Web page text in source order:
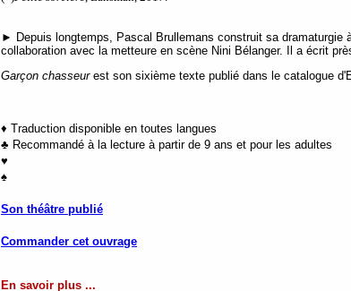
► Depuis longtemps, Pascal Brullemans construit sa dramaturgie
collaboration avec la metteure en scène Nini Bélanger. Il a écrit
Garçon chasseurest son sixième texte publié dans le catalogue
♦ Traduction disponible en toutes langues
♣ Recommandé à la lecture à partir de 9 ans et pour les adultes
♥
♠
Son théâtre publié
Commander cet ouvrage
En savoir plus ...